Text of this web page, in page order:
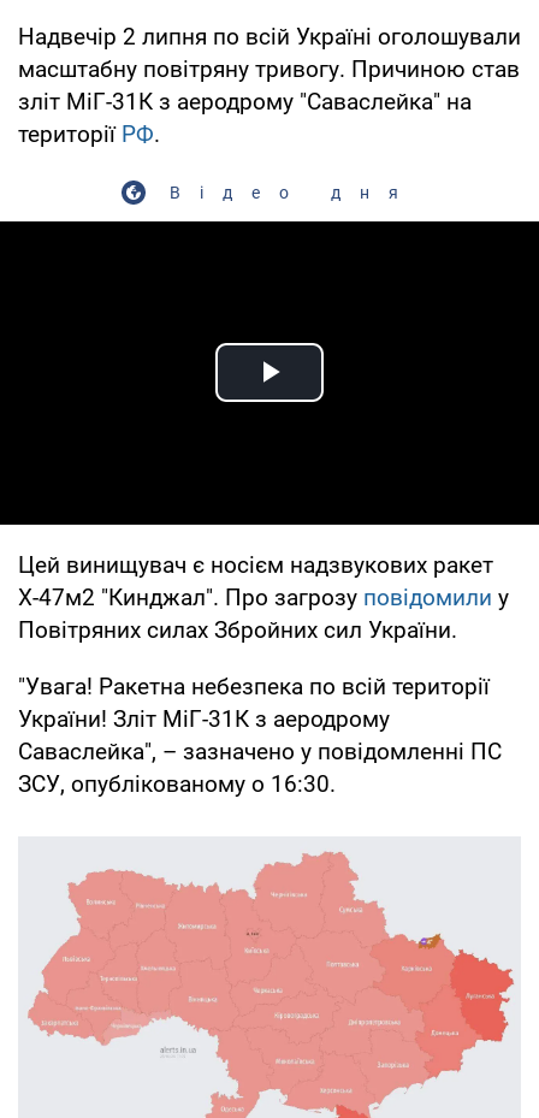
Надвечір 2 липня по всій Україні оголошували
масштабну повітряну тривогу. Причиною став
зліт МіГ-31К з аеродрому "Саваслейка" на
території РФ.
Відео дня
Play Video
Цей винищувач є носієм надзвукових ракет
Х-47м2 "Кинджал". Про загрозу повідомили у
Повітряних силах Збройних сил України.
"Увага! Ракетна небезпека по всій території
України! Зліт МіГ-31К з аеродрому
Саваслейка", – зазначено у повідомленні ПС
ЗСУ, опублікованому о 16:30.